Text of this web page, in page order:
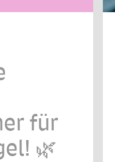
für
🌿